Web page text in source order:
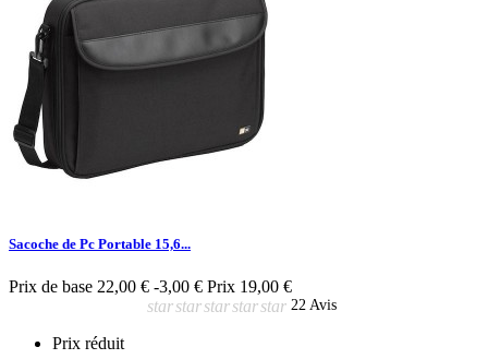
Sacoche de Pc Portable 15,6...
Prix de base 22,00 € -3,00 € Prix 19,00 €
starstarstarstarstar 22 Avis
Prix réduit